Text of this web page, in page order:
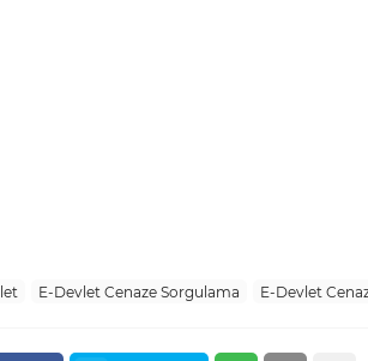
E-Devlet Cenaze Sorgulama E-Devlet